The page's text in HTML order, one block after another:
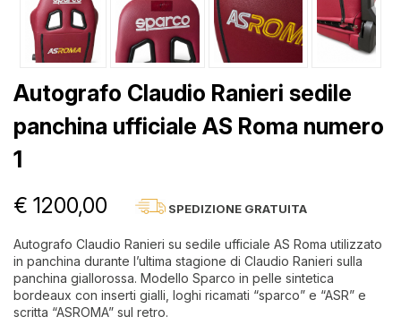
Autografo Claudio Ranieri sedile
panchina ufficiale AS Roma numero
1
€ 1200,00 SPEDIZIONE GRATUITA
Autografo Claudio Ranieri su sedile ufficiale AS Roma utilizzato
in panchina durante l’ultima stagione di Claudio Ranieri sulla
panchina giallorossa. Modello Sparco in pelle sintetica
bordeaux con inserti gialli, loghi ricamati “sparco” e “ASR” e
scritta “ASROMA” sul retro.